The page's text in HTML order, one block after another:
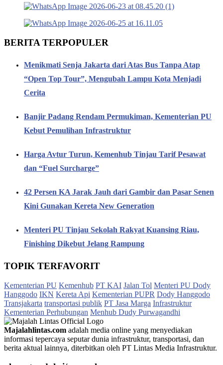
BERITA TERPOPULER
Menikmati Senja Jakarta dari Atas Bus Tanpa Atap
“Open Top Tour”, Mengubah Lampu Kota Menjadi
Cerita
Banjir Padang Rendam Permukiman, Kementerian PU
Kebut Pemulihan Infrastruktur
Harga Avtur Turun, Kemenhub Tinjau Tarif Pesawat
dan “Fuel Surcharge”
42 Persen KA Jarak Jauh dari Gambir dan Pasar Senen
Kini Gunakan Kereta New Generation
Menteri PU Tinjau Sekolah Rakyat Kuansing Riau,
Finishing Dikebut Jelang Rampung
TOPIK TERFAVORIT
Kementerian PU Kemenhub PT KAI Jalan Tol Menteri PU Dody
Hanggodo IKN Kereta Api Kementerian PUPR Dody Hanggodo
Transjakarta transportasi publik PT Jasa Marga Infrastruktur
Kementerian Perhubungan Menhub Dudy Purwagandhi
Majalahlintas.com adalah media online yang menyediakan
informasi tepercaya seputar dunia infrastruktur, transportasi, dan
berita aktual lainnya, diterbitkan oleh PT Lintas Media Infrastruktur.